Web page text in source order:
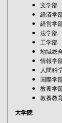
文学部
経済学
経営学
法学部
工学部
地域総
情報学
人間科
国際学
教養学
教養教
大学院